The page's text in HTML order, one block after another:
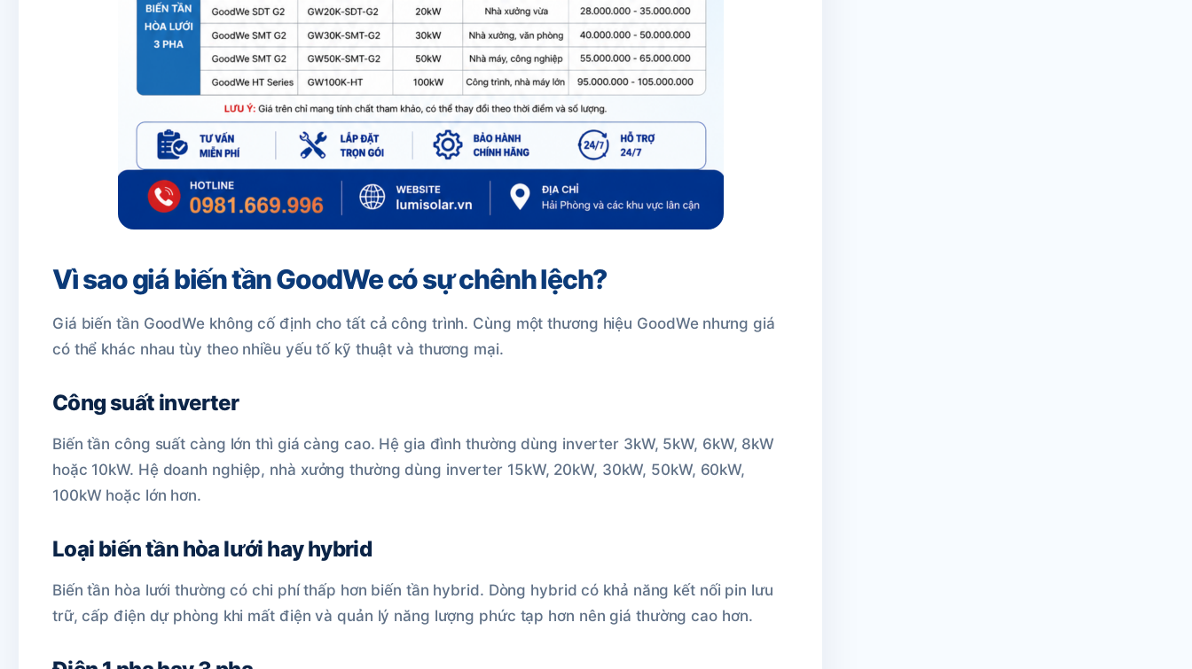
Vì sao giá biến tần GoodWe có sự chênh lệch?
Giá biến tần GoodWe không cố định cho tất cả công trình. Cùng một thương hiệu GoodWe nhưng giá
có thể khác nhau tùy theo nhiều yếu tố kỹ thuật và thương mại.
Công suất inverter
Biến tần công suất càng lớn thì giá càng cao. Hệ gia đình thường dùng inverter 3kW, 5kW, 6kW, 8kW
hoặc 10kW. Hệ doanh nghiệp, nhà xưởng thường dùng inverter 15kW, 20kW, 30kW, 50kW, 60kW,
100kW hoặc lớn hơn.
Loại biến tần hòa lưới hay hybrid
Biến tần hòa lưới thường có chi phí thấp hơn biến tần hybrid. Dòng hybrid có khả năng kết nối pin lưu
trữ, cấp điện dự phòng khi mất điện và quản lý năng lượng phức tạp hơn nên giá thường cao hơn.